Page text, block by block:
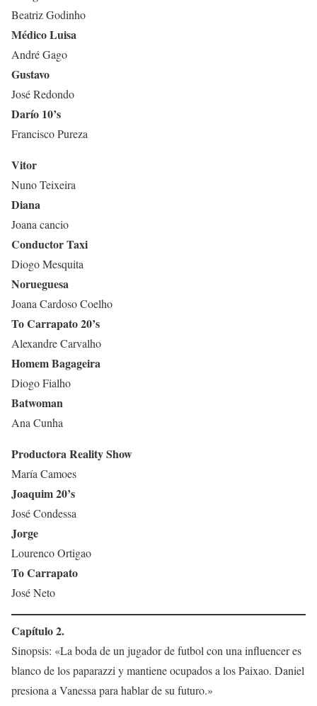
Beatriz Godinho
Médico Luisa
André Gago
Gustavo
José Redondo
Darío 10’s
Francisco Pureza
Vitor
Nuno Teixeira
Diana
Joana cancio
Conductor Taxi
Diogo Mesquita
Norueguesa
Joana Cardoso Coelho
To Carrapato 20’s
Alexandre Carvalho
Homem Bagageira
Diogo Fialho
Batwoman
Ana Cunha
Productora Reality Show
María Camoes
Joaquim 20’s
José Condessa
Jorge
Lourenco Ortigao
To Carrapato
José Neto
Capítulo 2.
Sinopsis: «La boda de un jugador de futbol con una influencer es
blanco de los paparazzi y mantiene ocupados a los Paixao. Daniel
presiona a Vanessa para hablar de su futuro.»